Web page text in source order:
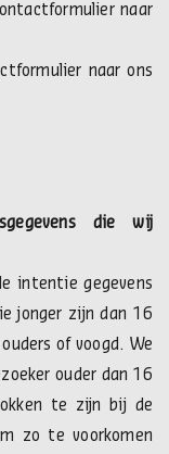
naar
naar ons
die wij
intentie gegevens
jonger zijn dan 16
of voogd. We
ouder dan 16
te zijn bij de
zo te voorkomen